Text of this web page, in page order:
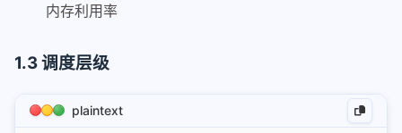
内存利用率
1.3 调度层级
plaintext
tool-call-parser
speculative
vllm-ascend